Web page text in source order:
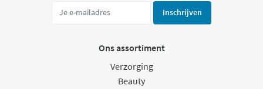
Inschrijven
Ons assortiment
Verzorging
Beauty